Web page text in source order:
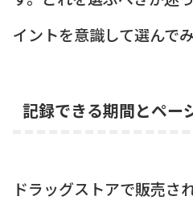
イントを意識して選んで
記録できる期間とペー
ドラッグストアで販売さ